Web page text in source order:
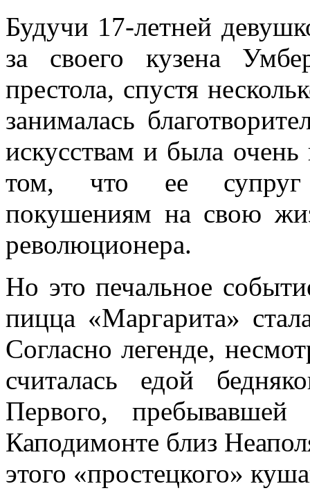
Будучи 17-летней
за своего кузена
престола, спустя
занималась
искусствам и была
том, что ее супруг
покушениям на свою
революционера.
Но это печальное
пицца «Маргарита»
Согласно легенде,
считалась едой
Первого,
Каподимонте близ
этого «простецкого»